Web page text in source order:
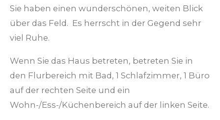
Sie haben einen wunderschönen, weiten Blick
über das Feld. Es herrscht in der Gegend sehr
viel Ruhe.
Wenn Sie das Haus betreten, betreten Sie in
den Flurbereich mit Bad, 1 Schlafzimmer, 1 Büro
auf der rechten Seite und ein
Wohn-/Ess-/Küchenbereich auf der linken Seite.